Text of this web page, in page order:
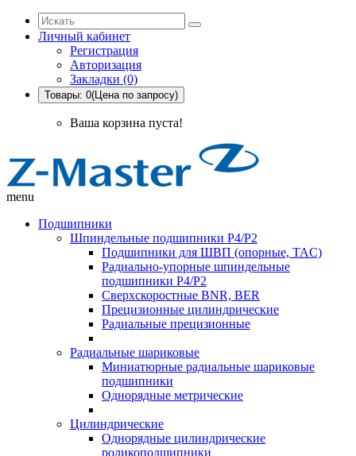
Личный кабинет
Регистрация
Авторизация
Закладки (0)
Товары: 0(Цена по запросу)
Ваша корзина пуста!
menu
Подшипники
Шпиндельные подшипники P4/P2
Подшипники для ШВП (опорные, TAC)
Радиально-упорные шпиндельные
подшипники P4/P2
Сверхскоростные BNR, BER
Прецизионные цилиндрические
Радиальные прецизионные
Радиальные шариковые
Миниатюрные радиальные шариковые
подшипники
Однорядные метрические
Цилиндрические
Однорядные цилиндрические
роликоподшипники